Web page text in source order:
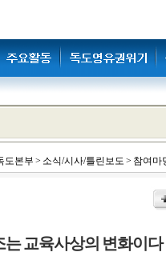
도본부 > 소식/시사/틀린보도 > 참여마
는 교육사상의 변화이다